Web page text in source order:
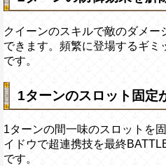
クイーンのスキルで敵のダメ
できます。頻繁に登場するギミ
です。
1ターンのスロット固定
1ターンの間一味のスロットを
イドウで超連携技を最終
です。